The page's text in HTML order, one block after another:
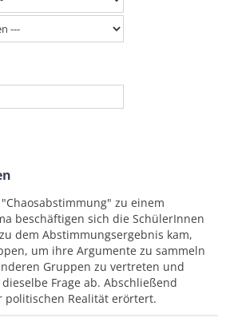
zu einem
beschäftigen sich die SchülerInnen
dem Abstimmungsergebnis kam,
um ihre Argumente zu sammeln
Gruppen zu vertreten und
Frage ab. Abschließend
politischen Realität erörtert.